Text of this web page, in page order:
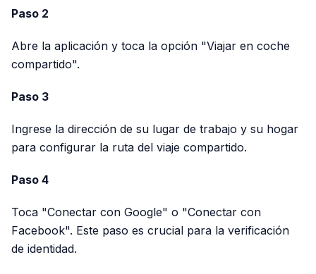
Paso 2
Abre la aplicación y toca la opción "Viajar en coche
compartido".
Paso 3
Ingrese la dirección de su lugar de trabajo y su hogar
para configurar la ruta del viaje compartido.
Paso 4
Toca "Conectar con Google" o "Conectar con
Facebook". Este paso es crucial para la verificación
de identidad.